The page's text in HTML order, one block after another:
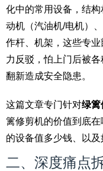
化中的常用设备，结
动机（汽油机/电机）
作杆、机架，这些专
力反驳，怕上门后被
翻新造成安全隐患。
这篇文章专门针对绿篱
篱修剪机的价值到底
的设备值多少钱、以及
二、深度痛点